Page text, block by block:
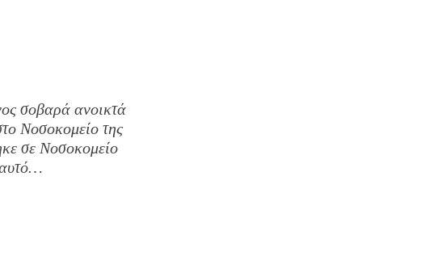
σοβαρά ανοικτά
Νοσοκομείο της
σε Νοσοκομείο
αυτό…